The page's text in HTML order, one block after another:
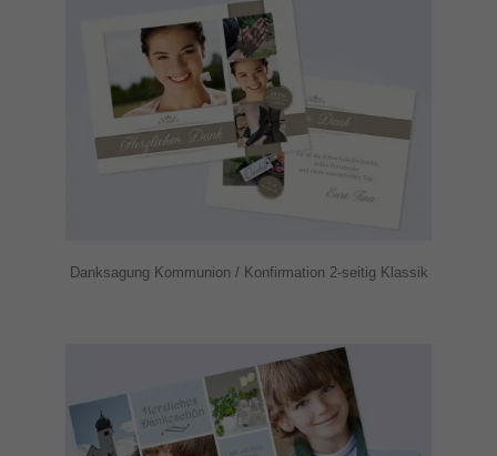
Danksagung Kommunion / Konfirmation 2-seitig Klassik